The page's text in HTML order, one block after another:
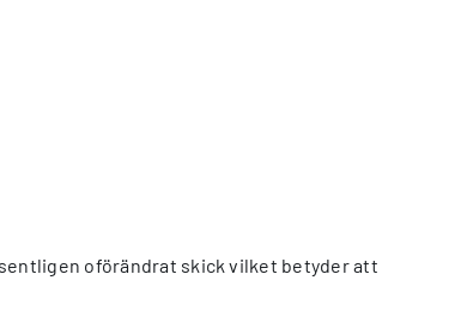
oförändrat skick vilket betyder att